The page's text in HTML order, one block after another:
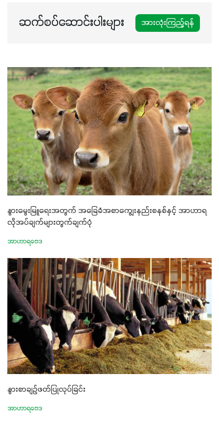
ဆက်စပ်ဆောင်းပါးများ အားလုံးကြည့်ရန်
နွားမွေးမြူရေးအတွက် အခြေခံအစာကျွေးနည်းစနစ်နှင့် အာဟာရ
လိုအပ်ချက်များတွက်ချက်ပုံ
အာဟာရဗေဒ
နွားစာချဉ်ဖတ်ပြုလုပ်ခြင်း
အာဟာရဗေဒ